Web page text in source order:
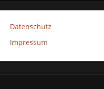
Datenschutz
Impressum